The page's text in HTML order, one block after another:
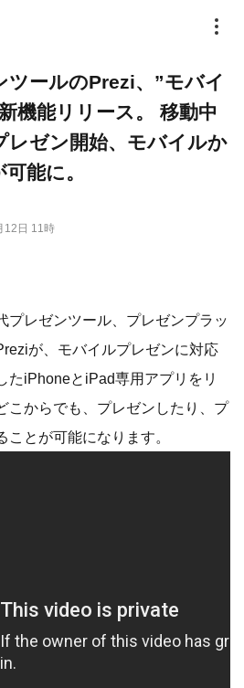
12日 11時
ツールのPrezi、”モバイ
機能リリース。 移動中
レゼン開始、モバイルか
能に。
プレゼンツール、プレゼンプラッ
が、モバイルプレゼンに対応
たiPhoneとiPad専用アプリをリ
こからでも、プレゼンしたり、プ
とが可能になります。